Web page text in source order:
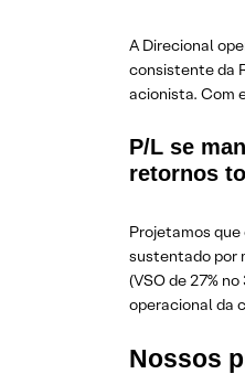
A Direcional
consistente da
acionista. Com
P/L se
retornos
Projetamos que
sustentado por
(VSO de 27%
operacional da
Nossos